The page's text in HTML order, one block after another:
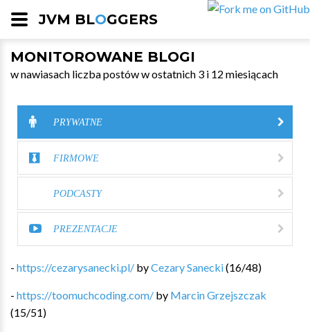
JVM BLOGGERS
MONITOROWANE BLOGI
w nawiasach liczba postów w ostatnich 3 i 12 miesiącach
PRYWATNE
FIRMOWE
PODCASTY
PREZENTACJE
- https://cezarysanecki.pl/ byCezary Sanecki(16/48)
- https://toomuchcoding.com/ by Marcin Grzejszczak
(15/51)